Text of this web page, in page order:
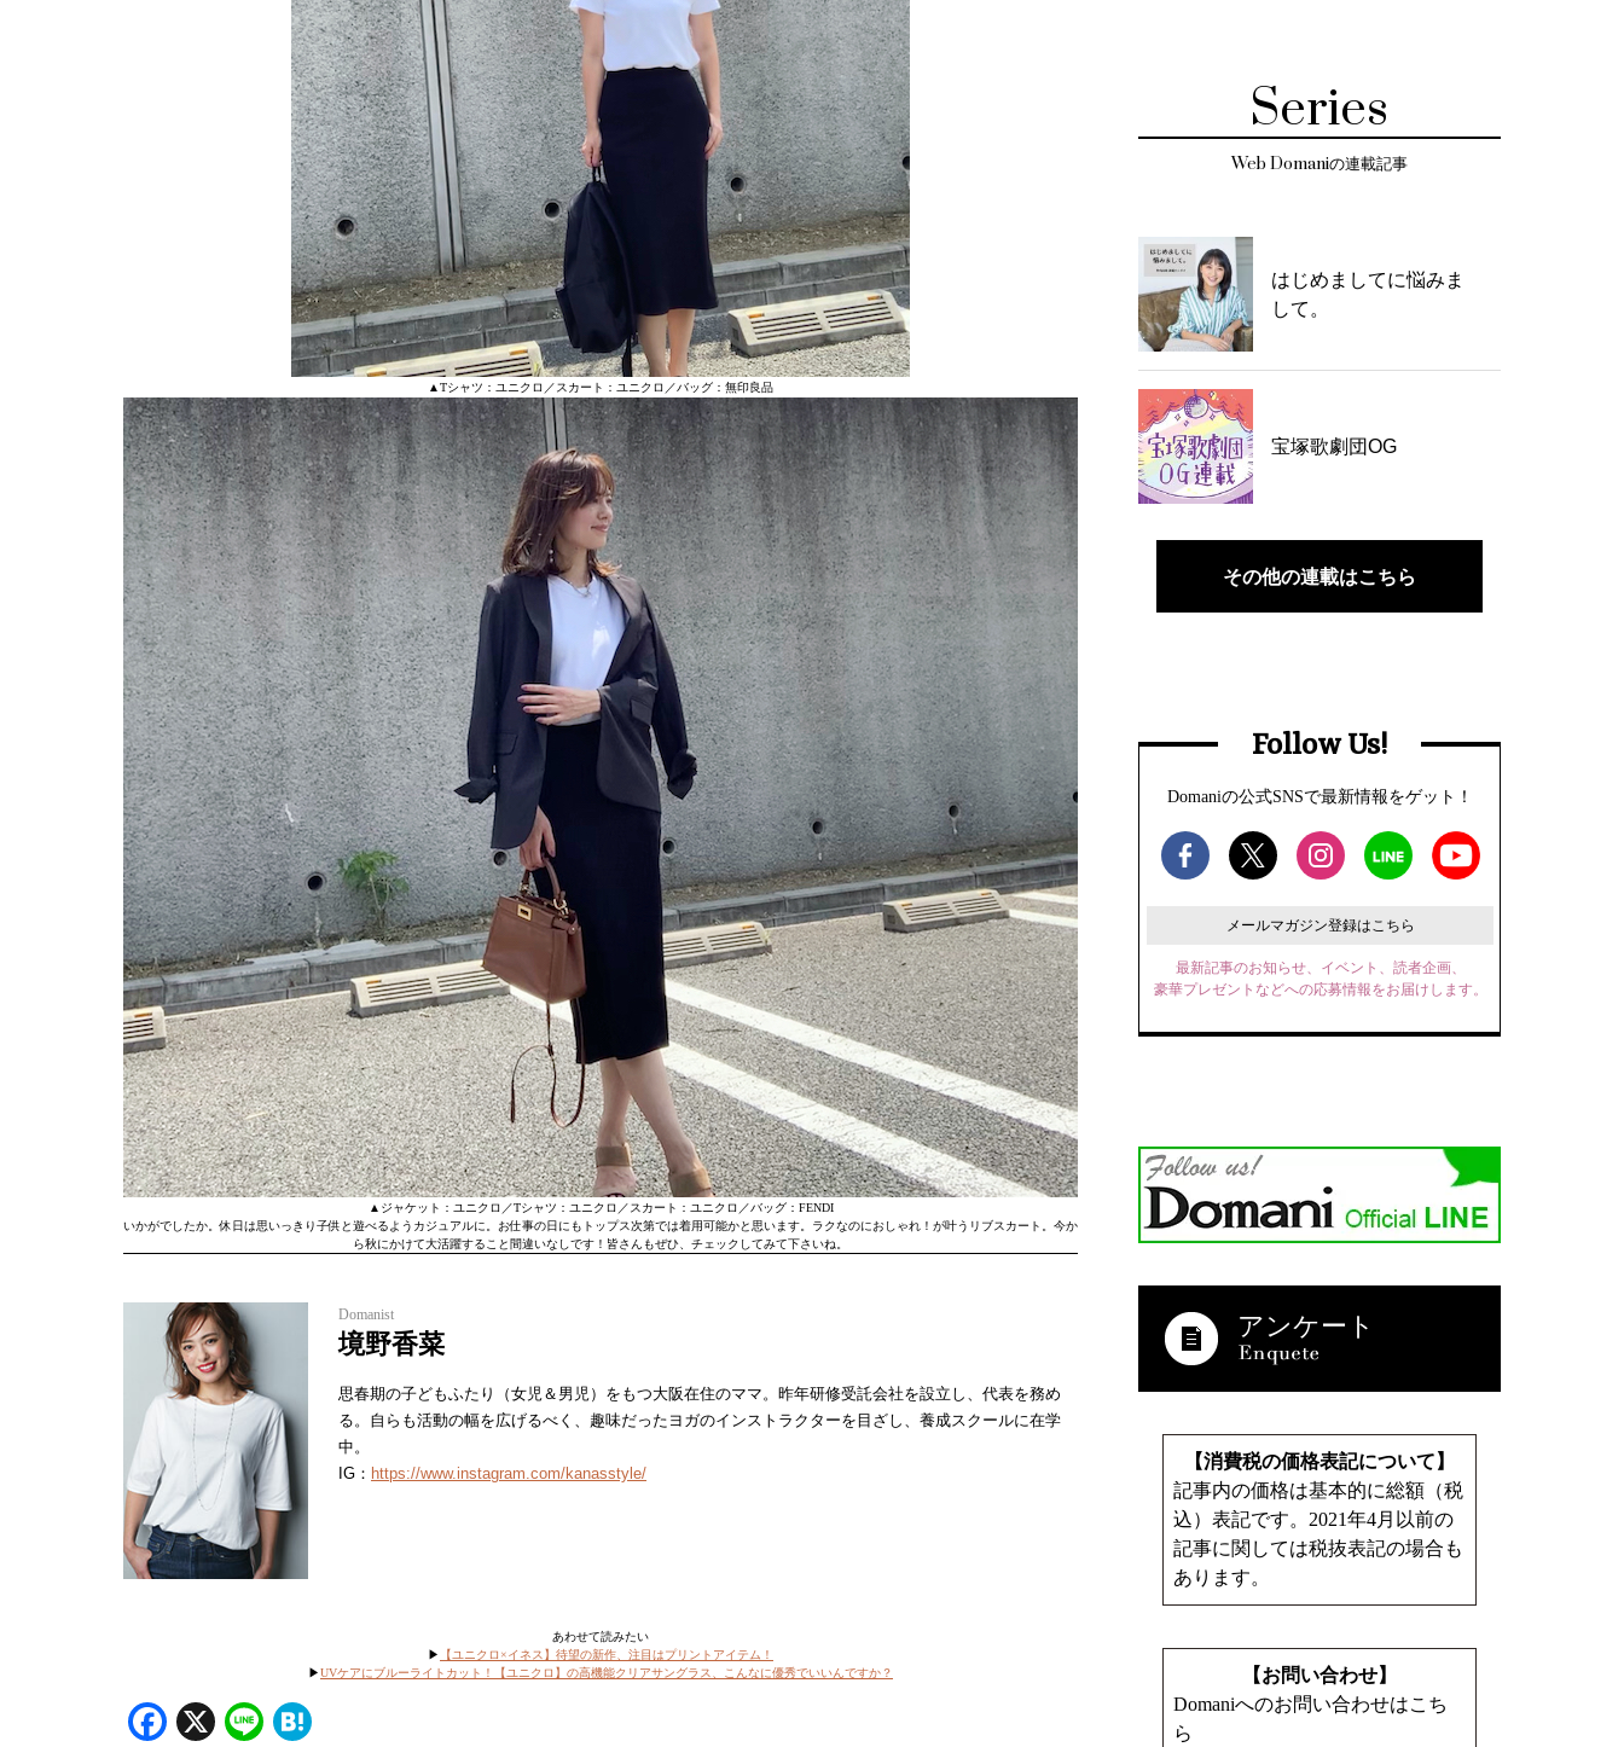
▲Tシャツ：ユニクロ／スカート：ユニクロ／バッグ：無印良品
▲ジャケット：ユニクロ／Tシャツ：ユニクロ／スカート：ユニクロ／バッグ：FENDI
いかがでしたか。休日は思いっきり子供と遊べるようカジュアルに。お仕事の日にもトップス次第では着用可能かと思います。ラクなのにおしゃれ！が叶うリブスカート。今か
ら秋にかけて大活躍すること間違いなしです！皆さんもぜひ、チェックしてみて下さいね。
Domanist
境野香菜
思春期の子どもふたり（女児＆男児）をもつ大阪在住のママ。昨年研修受託会社を設立し、代表を務め
る。自らも活動の幅を広げるべく、趣味だったヨガのインストラクターを目ざし、養成スクールに在学
中。
IG： https://www.instagram.com/kanasstyle/
あわせて読みたい
▶︎
【ユニクロ×イネス】待望の新作、注目はプリントアイテム！
▶︎UVケアにブルーライトカット！【ユニクロ】の高機能クリアサングラス、こんなに優秀でいいんですか？
Facebook
X Line
Series
Web Domaniの連載記事
はじめましてに悩みま
して。
宝塚歌劇団OG
その他の連載はこちら
Follow Us!
Domaniの公式SNSで最新情報をゲット！
メールマガジン登録はこちら
最新記事のお知らせ、イベント、読者企画、
豪華プレゼントなどへの応募情報をお届けします。
アンケート
【消費税の価格表記について】
記事内の価格は基本的に総額（税
込）表記です。2021年4月以前の
記事に関しては税抜表記の場合も
あります。
【お問い合わせ】
Domaniへのお問い合わせはこち
ら